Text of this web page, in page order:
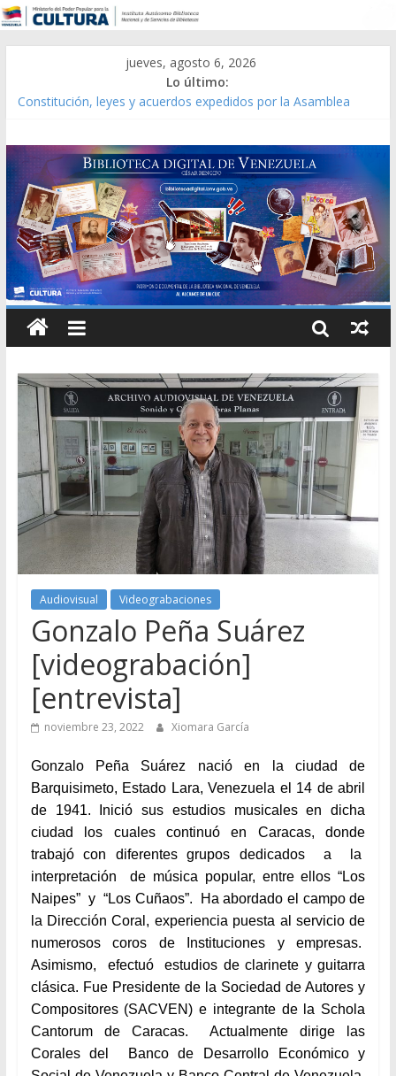
jueves, agosto 6, 2026
Lo último:
Constitución, leyes y acuerdos expedidos por la Asamblea
Modesta Bor Sánchez [material gráfico]
Gaceta Oficial de la República de Venezuela año CXXXIII Mes V,
Caracas 09 de marzo de 2006 N° 38.394
Catálogo temático de obras de Modesta Bor
Audiovisual Videograbaciones
Gonzalo Peña Suárez
[videograbación]
[entrevista]
noviembre 23, 2022 Xiomara García
Gonzalo Peña Suárez nació en la ciudad de
Barquisimeto, Estado Lara, Venezuela el 14 de abril
de 1941. Inició sus estudios musicales en dicha
ciudad los cuales continuó en Caracas, donde
trabajó con diferentes grupos dedicados a la
interpretación de música popular, entre ellos “Los
Naipes” y “Los Cuñaos”. Ha abordado el campo de
la Dirección Coral, experiencia puesta al servicio de
numerosos coros de Instituciones y empresas.
Asimismo, efectuó estudios de clarinete y guitarra
clásica. Fue Presidente de la Sociedad de Autores y
Compositores (SACVEN) e integrante de la Schola
Cantorum de Caracas. Actualmente dirige las
Corales del Banco de Desarrollo Económico y